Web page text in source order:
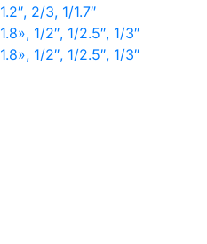
2/3, 1/1.7″
1/2″, 1/2.5″, 1/3″
1/2″, 1/2.5″, 1/3″